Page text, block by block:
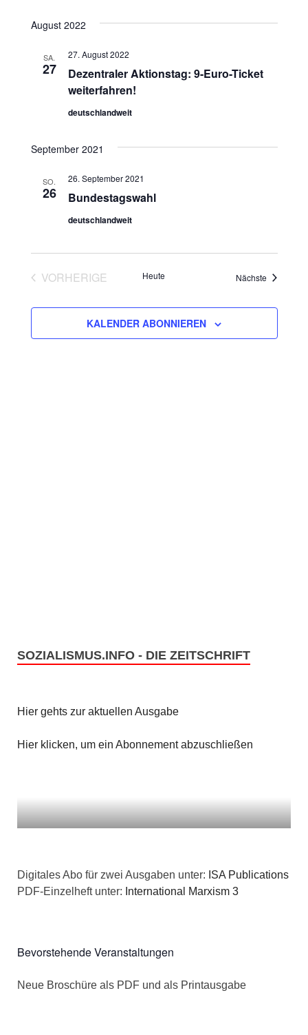
n
August 2022
SA.
27
Dezentraler Aktionstag: 9-Euro-Ticket
weiterfahren!
27. August 2022
deutschlandweit
September 2021
SO.
26 Bundestagswahl
26. September 2021
deutschlandweit
VORHERIGE
Heute Nächste
KALENDER ABONNIEREN
SOZIALISMUS.INFO - DIE ZEITSCHRIFT
Hier gehts zur aktuellen Ausgabe
Hier klicken, um ein Abonnement abzuschließen
Digitales Abo für zwei Ausgaben unter: ISA Publications
PDF-Einzelheft unter: International Marxism 3
Bevorstehende Veranstaltungen
Neue Broschüre als PDF und als Printausgabe